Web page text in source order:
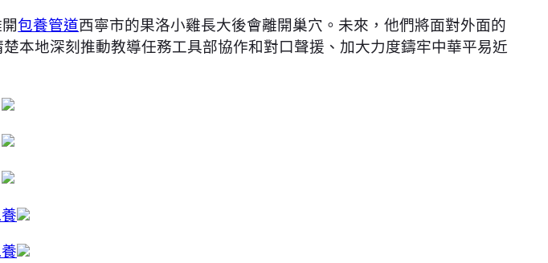
包養管道西寧市的果洛小雞長大後會離開巢穴。未來，他們將面對外面的
本地深刻推動教導任務工具部協作和對口聲援、加大力度鑄牢中華平易近